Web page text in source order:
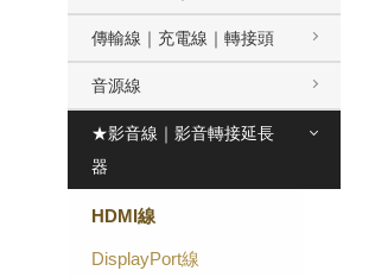
傳輸線｜充電線｜轉接頭
音源線
★影音線｜影音轉接延長
器
HDMI線
DisplayPort線